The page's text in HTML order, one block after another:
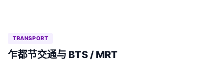
TRANSPORT
乍都节交通与 BTS / MRT